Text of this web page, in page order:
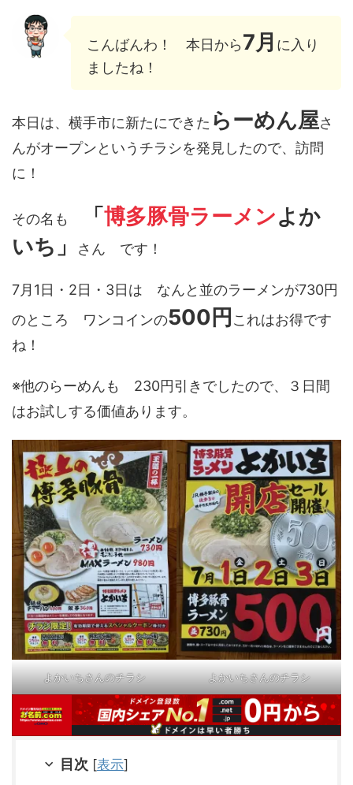
こんばんわ！ 本日から7月 に入り
ましたね！
本日は、横手市に新たにできた らーめん屋さ
んがオープンというチラシを発見したので、訪問
に！
その名も 「博多豚骨ラーメンよか
いち」
さん です！
7月1日・2日・3日は なんと並のラーメンが730円
のところ ワンコインの500円 これはお得です
ね！
※他のらーめんも 230円引きでしたので、３日間
はお試しする価値あります。
よかいちさんのチラシ よかいちさんのチラシ
目次 [表示]